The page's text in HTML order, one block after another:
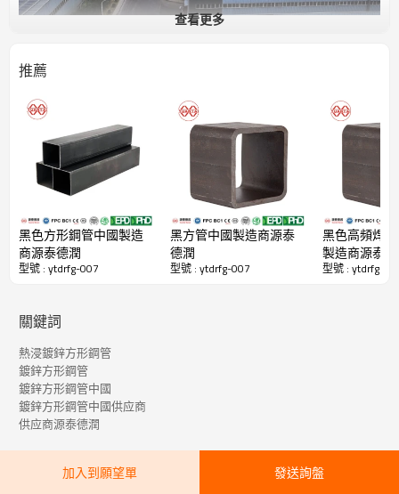
12家工廠、72條生產線、63項專利技術、中國500强民營企業和中國500强
製造業，年產量500萬噸，常年現貨供應20萬噸。 中國最大的方管製造
商。
源泰德潤的主要產品包括方鋼管、矩形鋼管、熱鍍鋅鋼管、ERW鋼管、大
直徑厚壁方矩形管、直縫埋弧焊鋼管、螺旋鋼管、無縫鋼管、不銹鋼管、鍍
鋅盤管、ppgi和不銹鋼盤管
方鋼空心型材產品优势明細表（中國製造商源泰德潤）
查看更多
推薦
黑色方形鋼管中國製造
商源泰德潤
型號 : ytdrfg-007
黑方管中國製造商源泰
德潤
型號 : ytdrfg-007
黑色高頻焊
製造商源泰
型號 : ytdrfg-
關鍵詞
熱浸鍍鋅方形鋼管
鍍鋅方形鋼管
鍍鋅方形鋼管中國
鍍鋅方形鋼管中國供应商
供应商源泰德潤
加入到願望單 發送詢盤